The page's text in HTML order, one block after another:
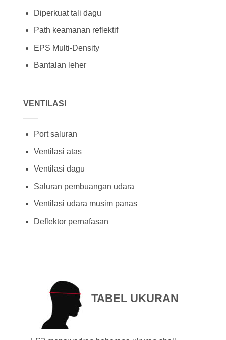
Diperkuat tali dagu
Path keamanan reflektif
EPS Multi-Density
Bantalan leher
VENTILASI
Port saluran
Ventilasi atas
Ventilasi dagu
Saluran pembuangan udara
Ventilasi udara musim panas
Deflektor pernafasan
TABEL UKURAN